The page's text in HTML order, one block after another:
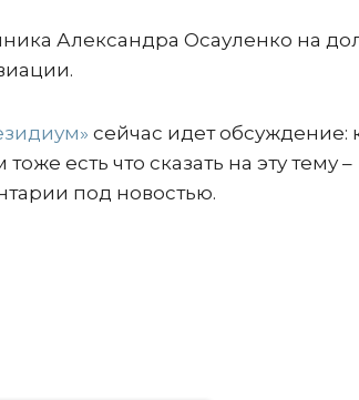
Александра Осауленко на
сейчас идет обсуждение:
есть что сказать на эту тему –
под новостью.